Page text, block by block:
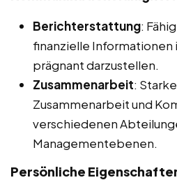
Berichterstattung:
finanzielle Informationen
prägnant darzustellen.
Zusammenarbeit:
Zusammenarbeit und
verschiedenen
Managementebenen.
Persönliche